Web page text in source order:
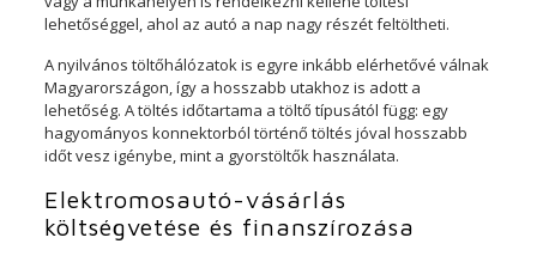
lehetőséggel, ahol az autó a nap nagy részét feltöltheti.
A nyilvános töltőhálózatok is egyre inkább elérhetővé válnak
Magyarországon, így a hosszabb utakhoz is adott a
lehetőség. A töltés időtartama a töltő típusától függ: egy
hagyományos konnektorból történő töltés jóval hosszabb
időt vesz igénybe, mint a gyorstöltők használata.
Elektromosautó-vásárlás
költségvetése és finanszírozása